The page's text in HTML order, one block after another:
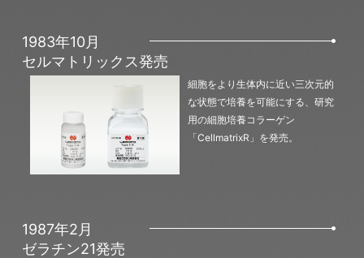
1983年10月
セルマトリックス発売
細胞をより生体内に近い三次元的
な状態で培養を可能にする、研究
用の細胞培養コラーゲン
「CellmatrixR」を発売。
1987年2月
ゼラチン21発売